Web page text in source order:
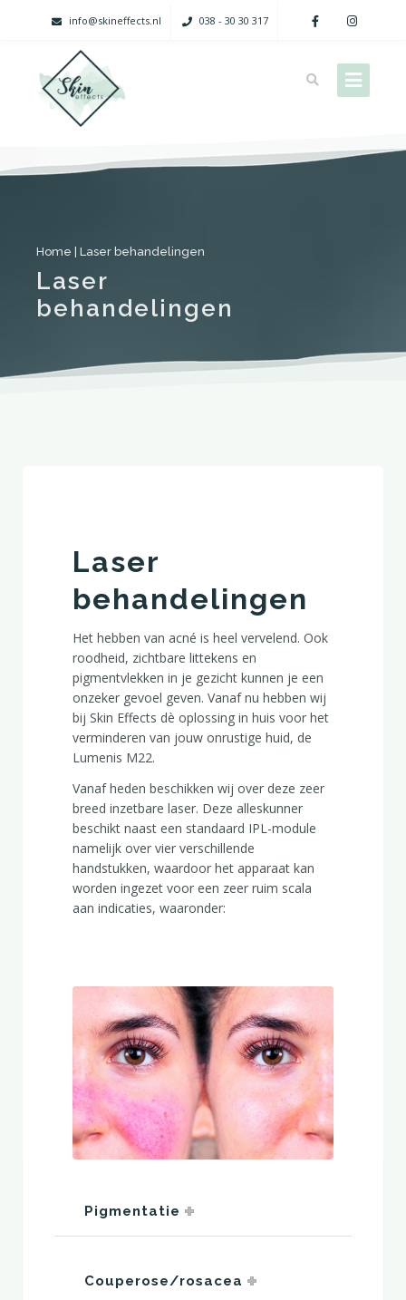
info@skineffects.nl 038 - 30 30 317
Home Laser behandelingen
Laser
behandelingen
Laser
behandelingen
Het hebben van acné is heel vervelend. Ook
roodheid, zichtbare littekens en
pigmentvlekken in je gezicht kunnen je een
onzeker gevoel geven. Vanaf nu hebben wij
bij Skin Effects dè oplossing in huis voor het
verminderen van jouw onrustige huid, de
Lumenis M22.
Vanaf heden beschikken wij over deze zeer
breed inzetbare laser. Deze alleskunner
beschikt naast een standaard IPL-module
namelijk over vier verschillende
handstukken, waardoor het apparaat kan
worden ingezet voor een zeer ruim scala
aan indicaties, waaronder:
Pigmentatie
Couperose/rosacea